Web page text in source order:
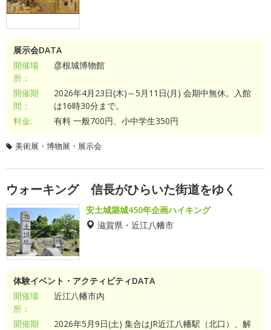
展示会DATA
開催場
所：
彦根城博物館
開催期
間：
2026年4月23日(木)～5月11日(月) 会期中無休。入館
は16時30分まで。
料金:
有料 一般700円、小中学生350円
美術展・博物展・展示会
ウォーキング 信長がひらいた街道をゆく
安土城築城450年企画ハイキング
滋賀県・近江八幡市
体験イベント・アクティビティDATA
開催場
所：
近江八幡市内
開催期
2026年5月9日(土) 集合はJR近江八幡駅（北口）、解